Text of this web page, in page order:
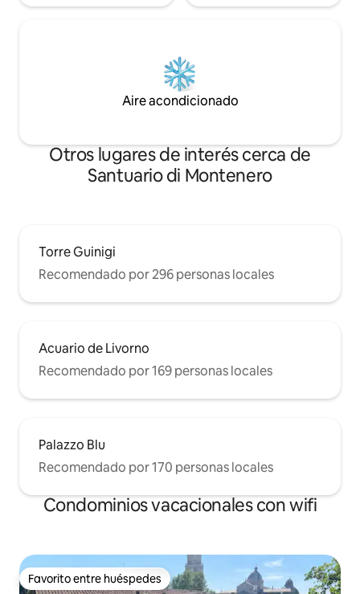
Aire acondicionado
Otros lugares de interés cerca de
Santuario di Montenero
Torre Guinigi
Recomendado por 296 personas locales
Acuario de Livorno
Recomendado por 169 personas locales
Palazzo Blu
Recomendado por 170 personas locales
Condominios vacacionales con wifi
Favorito entre huéspedes
Favorito entre huéspedes